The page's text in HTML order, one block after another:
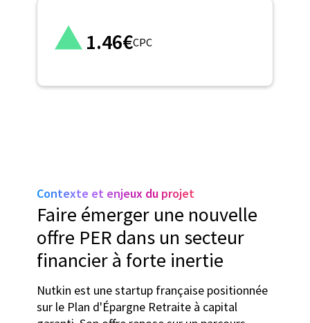
1.46€CPC
Contexte et enjeux du projet
Faire émerger une nouvelle
offre PER dans un secteur
financier à forte inertie
Nutkin est une startup française positionnée
sur le Plan d'Épargne Retraite à capital